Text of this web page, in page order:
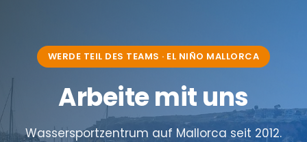
WERDE TEIL DES TEAMS · EL NIÑO MALLORCA
Arbeite mit uns
Wassersportzentrum auf Mallorca seit 2012.